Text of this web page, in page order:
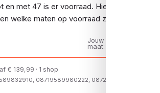
en met 47 is er voorraad. Hieronder zie je
welke maten op voorraad zijn.
Jouw
maat:
€ 139,99 · 1 shop
08719589980222, 08720527554245